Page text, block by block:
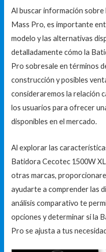
Al buscar información
Mass Pro, es importante
modelo y las alternativas
detalladamente cómo la
Pro sobresale en términos
construcción y posibles
consideraremos la relación
los usuarios para ofrecer
disponibles en el mercado.
Al explorar las
Batidora Cecotec 1500W
otras marcas,
ayudarte a comprender las
análisis comparativo te
opciones y determinar si la
Pro se ajusta a tus